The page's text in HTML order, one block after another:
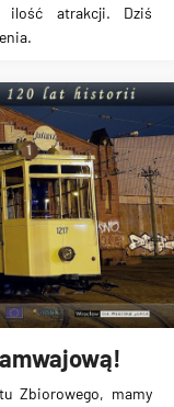
ilość atrakcji. Dziś
Zbiorowego, mamy